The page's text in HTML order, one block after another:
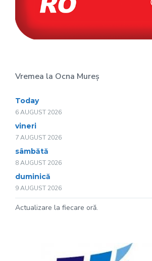
Vremea la Ocna Mureș
Today
6 AUGUST 2026
vineri
7 AUGUST 2026
sâmbătă
8 AUGUST 2026
duminică
9 AUGUST 2026
Actualizare la fiecare oră.